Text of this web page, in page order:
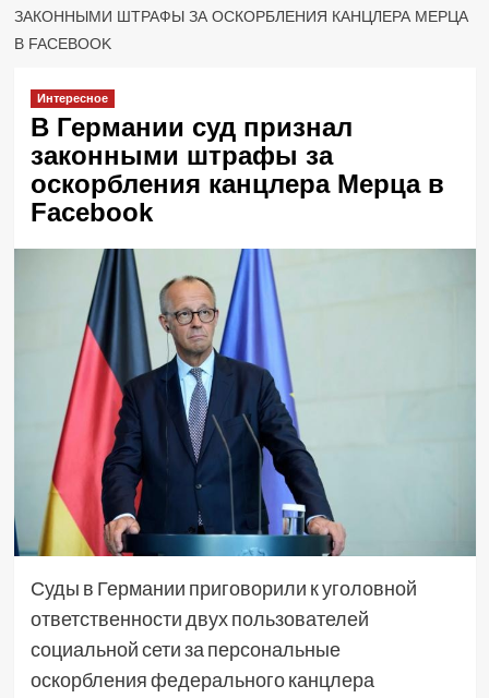
ЗАКОННЫМИ ШТРАФЫ ЗА ОСКОРБЛЕНИЯ КАНЦЛЕРА МЕРЦА
В FACEBOOK
Интересное
В Германии суд признал
законными штрафы за
оскорбления канцлера Мерца в
Facebook
Суды в Германии приговорили к уголовной
ответственности двух пользователей
социальной сети за персональные
оскорбления федерального канцлера